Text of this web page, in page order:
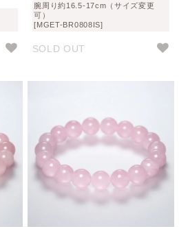
腕周り約16.5-17cm（サイズ変更
可）
[MGET-BR0808IS]
SOLD OUT